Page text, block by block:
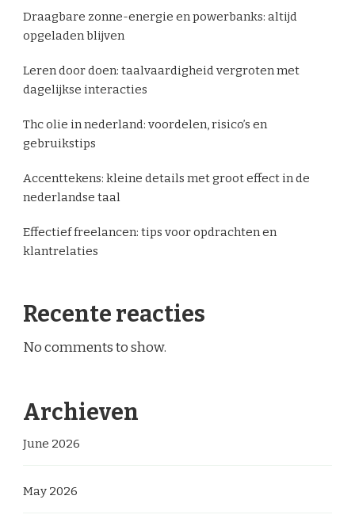
Draagbare zonne-energie en powerbanks: altijd
opgeladen blijven
Leren door doen: taalvaardigheid vergroten met
dagelijkse interacties
Thc olie in nederland: voordelen, risico’s en
gebruikstips
Accenttekens: kleine details met groot effect in de
nederlandse taal
Effectief freelancen: tips voor opdrachten en
klantrelaties
Recente reacties
No comments to show.
Archieven
June 2026
May 2026